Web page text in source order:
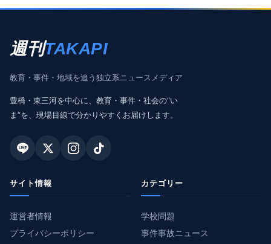
週刊TAKAPI
教育・事件・地域を追う独立系ニュースメディア
豊橋・東三河を中心に、教育・事件・社会の“い
ま”を、現場目線で分かりやすくお届けします。
サイト情報
運営者情報
プライバシーポリシー
カテゴリー
学校問題
事件事故ニュース